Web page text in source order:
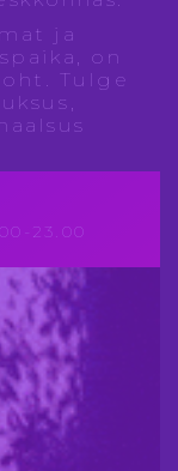
ja
on
Tulge
23.00